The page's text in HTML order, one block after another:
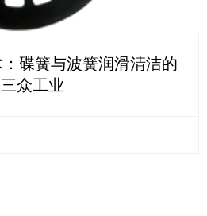
碟簧与波簧润滑清洁的
众工业